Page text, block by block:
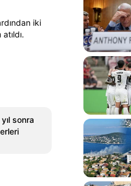
iki
sonra